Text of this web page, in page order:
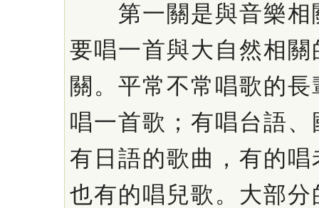
第一關是與音樂相
要唱一首與大自然相
關。平常不常唱歌的
唱一首歌；有唱台語
有日語的歌曲，有的
也有的唱兒歌。大部